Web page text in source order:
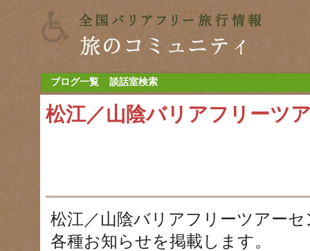
ブログ一覧 談話室検索
松江／山陰バリアフリーツ
松江／山陰バリアフリーツアー
各種お知らせを掲載します。